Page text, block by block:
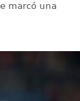
marcó una